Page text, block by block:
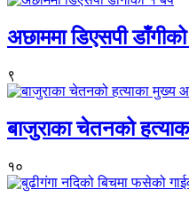
अछाममा डिएसपी
९
बाजुराका चेतनको
१०